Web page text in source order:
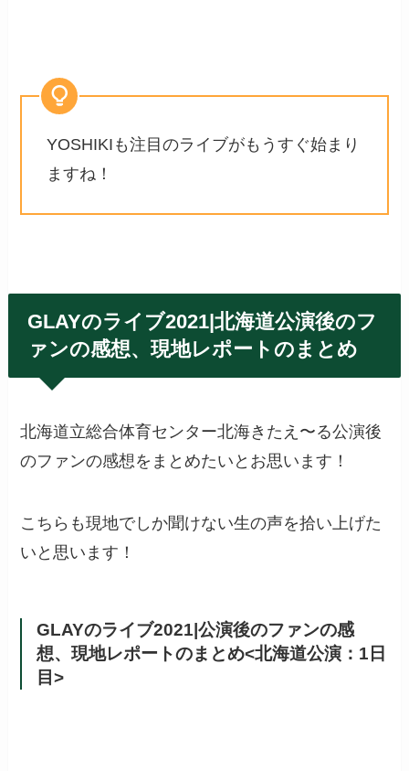
YOSHIKIも注目のライブがもうすぐ始まり
ますね！
GLAYのライブ2021|北海道公演後のフ
ァンの感想、現地レポートのまとめ
北海道立総合体育センター北海きたえ〜る公演後
のファンの感想をまとめたいとお思います！
こちらも現地でしか聞けない生の声を拾い上げた
いと思います！
GLAYのライブ2021|公演後のファンの感
想、現地レポートのまとめ<北海道公演：1日
目>